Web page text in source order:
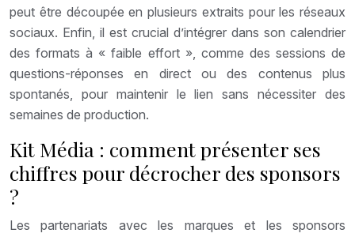
peut être découpée en plusieurs extraits pour les réseaux
sociaux. Enfin, il est crucial d’intégrer dans son calendrier
des formats à « faible effort », comme des sessions de
questions-réponses en direct ou des contenus plus
spontanés, pour maintenir le lien sans nécessiter des
semaines de production.
Kit Média : comment présenter ses
chiffres pour décrocher des sponsors
?
Les partenariats avec les marques et les sponsors